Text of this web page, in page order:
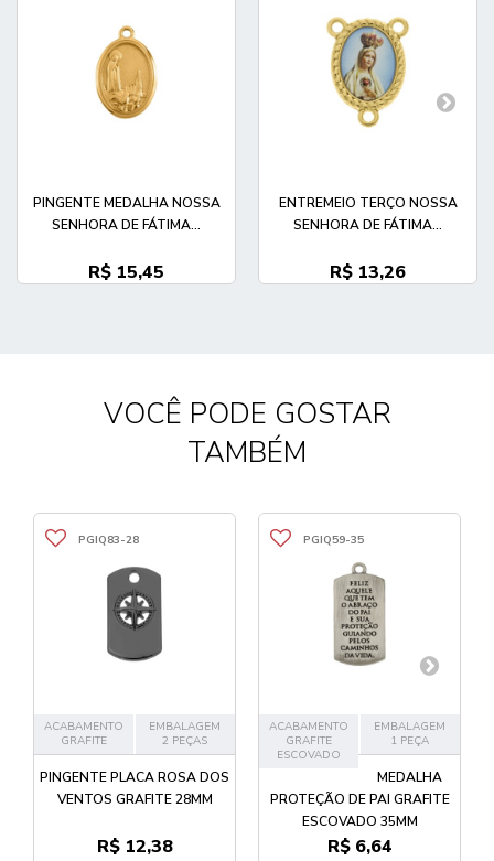
PINGENTE MEDALHA NOSSA
SENHORA DE FÁTIMA...
R$ 15,45
ENTREMEIO TERÇO NOSSA
SENHORA DE FÁTIMA...
R$ 13,26
VOCÊ PODE GOSTAR
TAMBÉM
PGIQ83-28
ACABAMENTO
GRAFITE
EMBALAGEM
2 PEÇAS
PINGENTE PLACA ROSA DOS
VENTOS GRAFITE 28MM
R$ 12,38
PGIQ59-35
ACABAMENTO
GRAFITE
ESCOVADO
EMBALAGEM
1 PEÇA
MEDALHA
PROTEÇÃO DE PAI GRAFITE
ESCOVADO 35MM
R$ 6,64